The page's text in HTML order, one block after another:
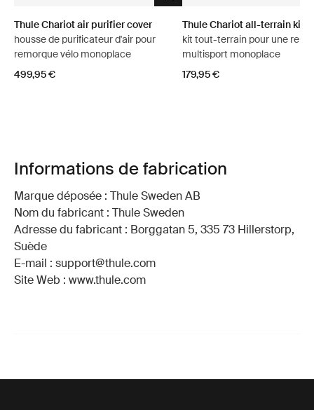
Thule Chariot air purifier cover
housse de purificateur d'air pour
remorque vélo monoplace
499,95 €
Thule Chariot all-terrain kit 2
kit tout-terrain pour une
multisport monoplace
179,95 €
Informations de fabrication
Marque déposée : Thule Sweden AB
Nom du fabricant : Thule Sweden
Adresse du fabricant : Borggatan 5, 335 73 Hillerstorp,
Suède
E-mail : support@thule.com
Site Web : www.thule.com